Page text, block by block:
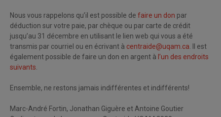
Nous vous rappelons qu’il est possible de faire un don par
déduction sur votre paie, par chèque ou par carte de crédit
jusqu’au 31 décembre en utilisant le lien web qui vous a été
transmis par courriel ou en écrivant à centraide@uqam.ca . Il est
également possible de faire un don en argent à l’un des endroits
suivants
Ensemble, ne restons jamais indifférentes et indifférents!
Marc-André Fortin, Jonathan Giguère et Antoine Goutier